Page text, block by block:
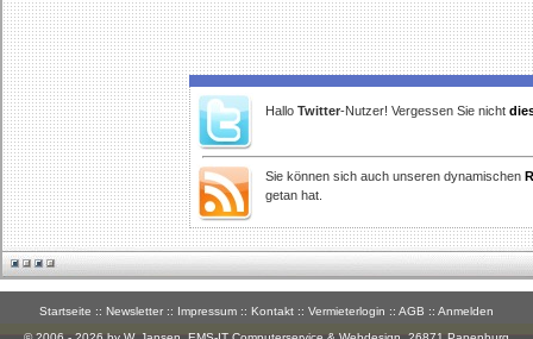
Hallo Twitter-Nutzer! Vergessen Sie nicht
Sie können sich auch unseren dynamischen
getan hat.
Startseite :: Newsletter :: Impressum :: Kontakt :: Vermieterlogin :: AGB :: Anmelden